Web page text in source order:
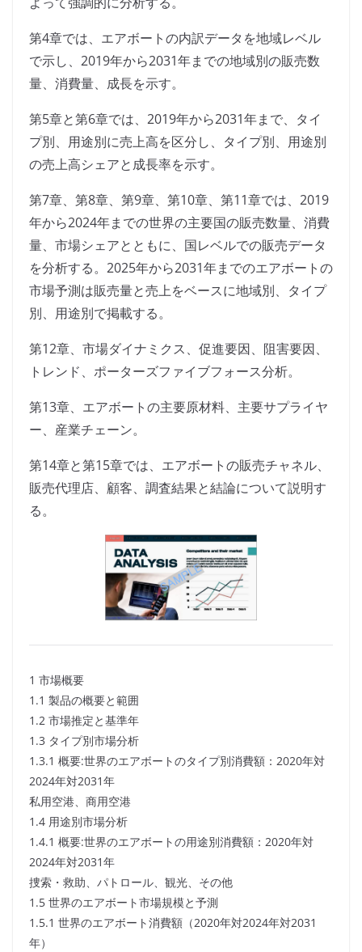
第4章では、エアボートの内訳データを地域レベル
で示し、2019年から2031年までの地域別の販売数
量、消費量、成長を示す。
第5章と第6章では、2019年から2031年まで、タイ
プ別、用途別に売上高を区分し、タイプ別、用途別
の売上高シェアと成長率を示す。
第7章、第8章、第9章、第10章、第11章では、2019
年から2024年までの世界の主要国の販売数量、消費
量、市場シェアとともに、国レベルでの販売データ
を分析する。2025年から2031年までのエアボートの
市場予測は販売量と売上をベースに地域別、タイプ
別、用途別で掲載する。
第12章、市場ダイナミクス、促進要因、阻害要因、
トレンド、ポーターズファイブフォース分析。
第13章、エアボートの主要原材料、主要サプライヤ
ー、産業チェーン。
第14章と第15章では、エアボートの販売チャネル、
販売代理店、顧客、調査結果と結論について説明す
る。
1 市場概要
1.1 製品の概要と範囲
1.2 市場推定と基準年
1.3 タイプ別市場分析
1.3.1 概要:世界のエアボートのタイプ別消費額：2020年対
2024年対2031年
私用空港、商用空港
1.4 用途別市場分析
1.4.1 概要:世界のエアボートの用途別消費額：2020年対
2024年対2031年
捜索・救助、パトロール、観光、その他
1.5 世界のエアボート市場規模と予測
1.5.1 世界のエアボート消費額（2020年対2024年対2031
年）